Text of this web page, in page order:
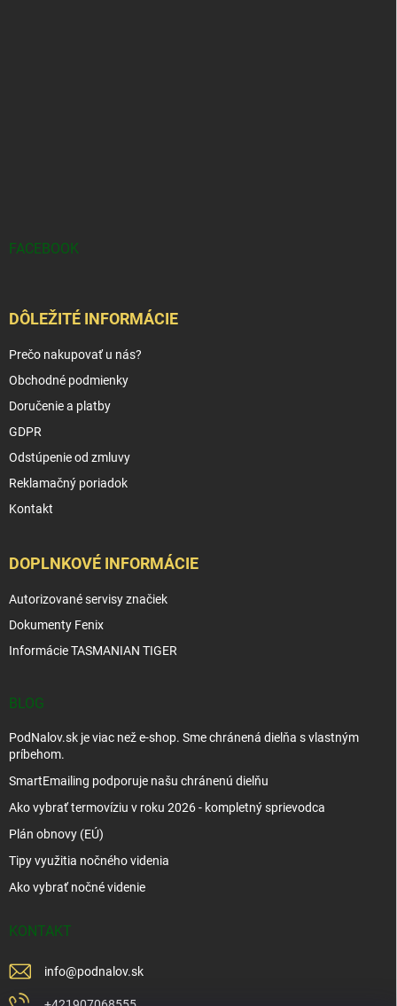
FACEBOOK
DÔLEŽITÉ INFORMÁCIE
Prečo nakupovať u nás?
Obchodné podmienky
Doručenie a platby
GDPR
Odstúpenie od zmluvy
Reklamačný poriadok
Kontakt
DOPLNKOVÉ INFORMÁCIE
Autorizované servisy značiek
Dokumenty Fenix
Informácie TASMANIAN TIGER
BLOG
PodNalov.sk je viac než e-shop. Sme chránená dielňa s vlastným
príbehom.
SmartEmailing podporuje našu chránenú dielňu
Ako vybrať termovíziu v roku 2026 - kompletný sprievodca
Plán obnovy (EÚ)
Tipy využitia nočného videnia
Ako vybrať nočné videnie
KONTAKT
info@podnalov.sk